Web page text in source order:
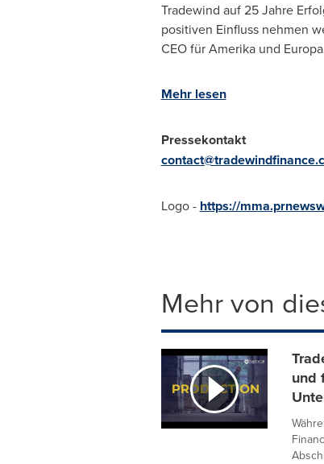
Tradewind auf 25 Jahre
positiven Einfluss nehmen
CEO für Amerika und
Mehr lesen
Pressekontakt
Logo - https://
Mehr von
und